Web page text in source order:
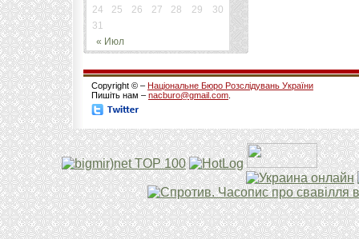
« Июл
24
25 26 27 28 29
30
31
Copyright © – Національне Бюро Розслідувань України
Пишіть нам – nacburo@gmail.com